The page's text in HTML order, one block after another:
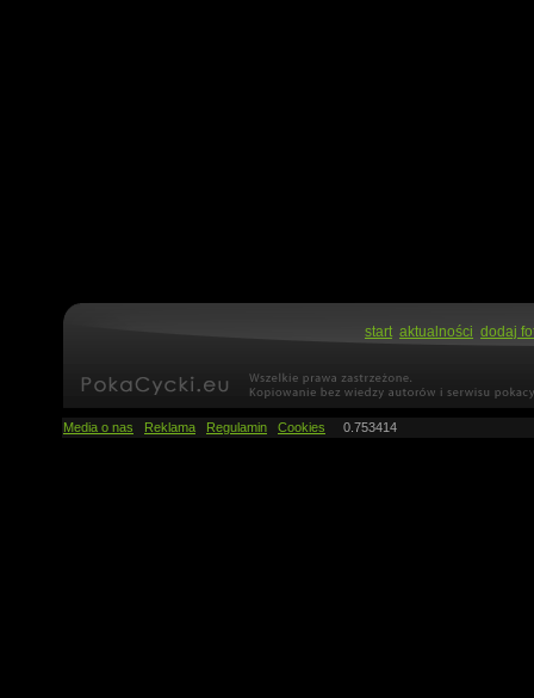
start aktualności dodaj
Media o nas Reklama Regulamin Cookies 0.753414